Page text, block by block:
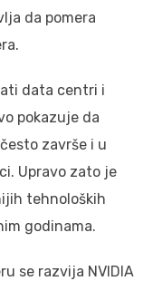
da pomera
data centri i
pokazuje da
završe i u
Upravo zato je
tehnoloških
godinama.
se razvija NVIDIA